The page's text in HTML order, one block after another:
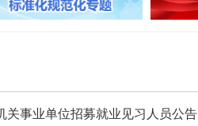
关事业单位招募就业见习人员公告